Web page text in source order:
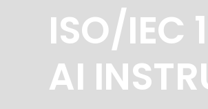
ISO/IEC
AI